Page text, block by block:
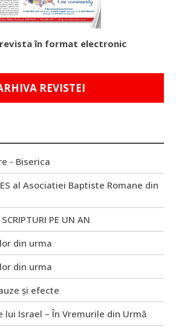
revista în format electronic
REVISTEI
- Biserica
al Asociatiei Baptiste Romane din
PE UN AN
din urma
din urma
și efecte
lui Israel – În Vremurile din Urmă